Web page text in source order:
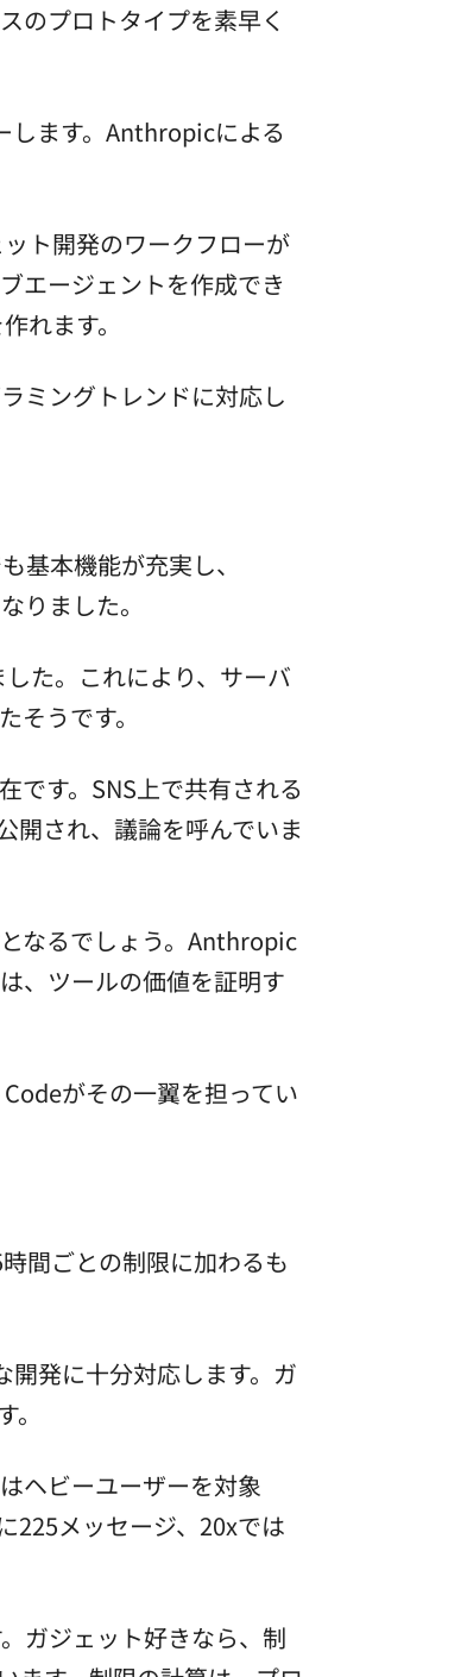
のプロトタイプを素早く
します。Anthropicによる
ト開発のワークフローが
エージェントを作成でき
れます。
ミングトレンドに対応し
基本機能が充実し、
りました。
た。これにより、サーバ
うです。
です。SNS上で共有される
開され、議論を呼んでいま
なるでしょう。Anthropic
、ツールの価値を証明す
がその一翼を担ってい
間ごとの制限に加わるも
発に十分対応します。ガ
ヘビーユーザーを対象
225メッセージ、20xでは
ガジェット好きなら、制